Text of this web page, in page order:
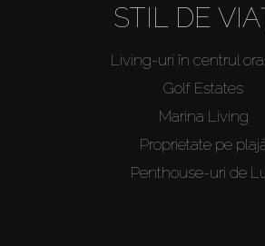
STIL DE
Living-uri în centrul
Golf Estates
Marina Living
Proprietate pe
Penthouse-uri de